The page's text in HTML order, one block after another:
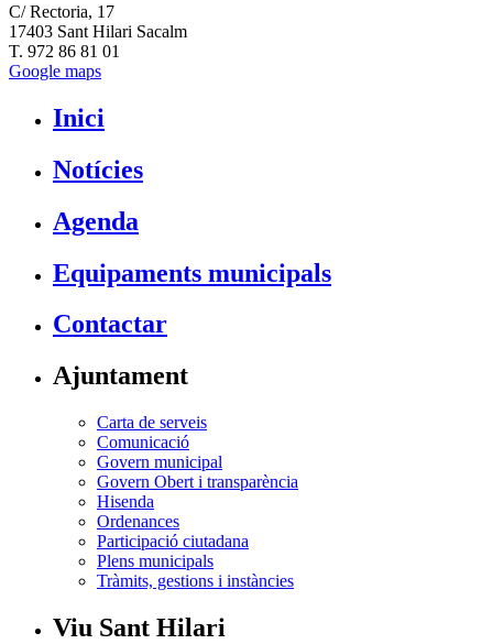
C/ Rectoria, 17
17403 Sant Hilari Sacalm
T. 972 86 81 01
Google maps
Inici
Notícies
Agenda
Equipaments municipals
Contactar
Ajuntament
Carta de serveis
Comunicació
Govern municipal
Govern Obert i transparència
Hisenda
Ordenances
Participació ciutadana
Plens municipals
Tràmits, gestions i instàncies
Viu Sant Hilari